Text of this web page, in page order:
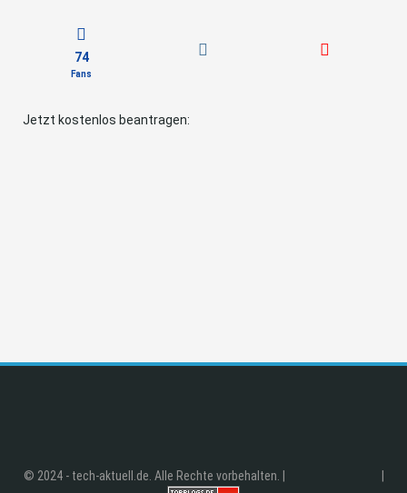
74
Fans
Jetzt kostenlos beantragen:
© 2024 - tech-aktuell.de. Alle Rechte vorbehalten. |